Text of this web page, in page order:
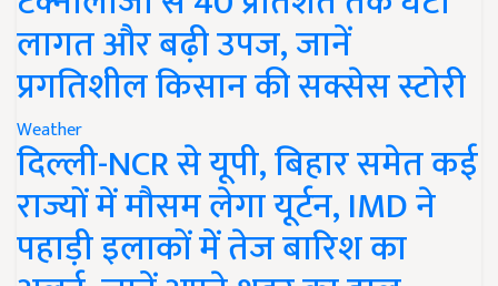
लागत और बढ़ी उपज, जानें
प्रगतिशील किसान की सक्सेस स्टोरी
Weather
दिल्ली-NCR से यूपी, बिहार समेत कई
राज्यों में मौसम लेगा यूर्टन, IMD ने
पहाड़ी इलाकों में तेज बारिश का